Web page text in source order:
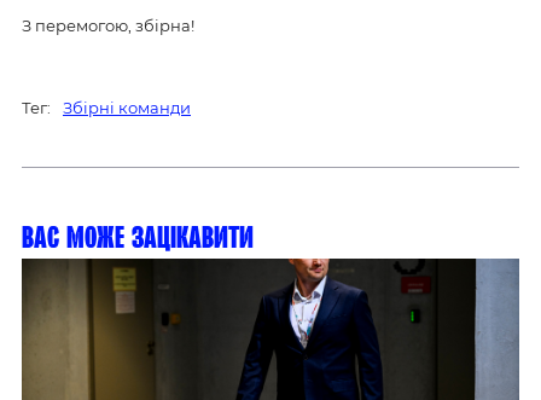
З перемогою, збірна!
Тег: Збірні команди
Вас може зацікавити